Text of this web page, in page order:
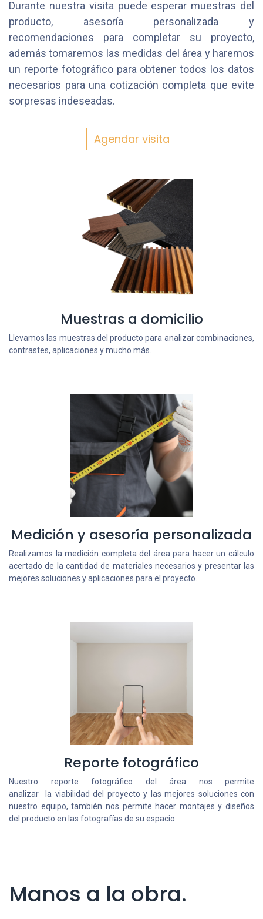
Durante nuestra visita puede esperar muestras del
producto, asesoría personalizada y
recomendaciones para completar su proyecto,
además tomaremos las medidas del área y haremos
un reporte fotográfico para obtener todos los datos
necesarios para una cotización completa que evite
sorpresas indeseadas.
Agendar visita
Muestras a domicilio
Llevamos las muestras del producto para analizar combinaciones,
contrastes, aplicaciones y mucho más.
Medición y asesoría personalizada
Realizamos la medición completa del área para hacer un cálculo
acertado de la cantidad de materiales necesarios y presentar las
mejores soluciones y aplicaciones para el proyecto.
Reporte fotográfico
Nuestro reporte fotográfico del área nos permite
analizar
la viabilidad del proyecto y las mejores soluciones con
nuestro equipo, también nos permite hacer montajes y diseños
del producto en las fotografías de su espacio.
Manos a la obra.